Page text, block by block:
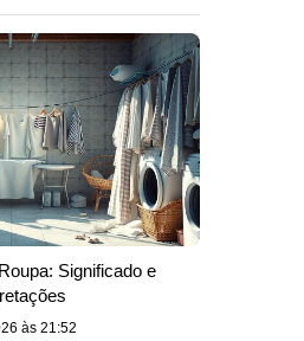
Significado e
às 21:52